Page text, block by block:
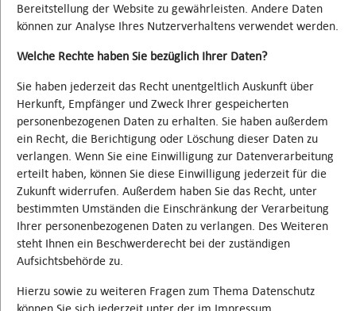
Bereitstellung der Website zu gewährleisten. Andere Daten
können zur Analyse Ihres Nutzerverhaltens verwendet werden.
Welche Rechte haben Sie bezüglich Ihrer Daten?
Sie haben jederzeit das Recht unentgeltlich Auskunft über
Herkunft, Empfänger und Zweck Ihrer gespeicherten
personenbezogenen Daten zu erhalten. Sie haben außerdem
ein Recht, die Berichtigung oder Löschung dieser Daten zu
verlangen. Wenn Sie eine Einwilligung zur Datenverarbeitung
erteilt haben, können Sie diese Einwilligung jederzeit für die
Zukunft widerrufen. Außerdem haben Sie das Recht, unter
bestimmten Umständen die Einschränkung der Verarbeitung
Ihrer personenbezogenen Daten zu verlangen. Des Weiteren
steht Ihnen ein Beschwerderecht bei der zuständigen
Aufsichtsbehörde zu.
Hierzu sowie zu weiteren Fragen zum Thema Datenschutz